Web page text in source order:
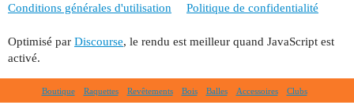
Conditions générales d'utilisation Politique de confidentialité
Optimisé par Discourse, le rendu est meilleur quand JavaScript est
activé.
Boutique Raquettes Revêtements Bois Balles Accessoires Clubs